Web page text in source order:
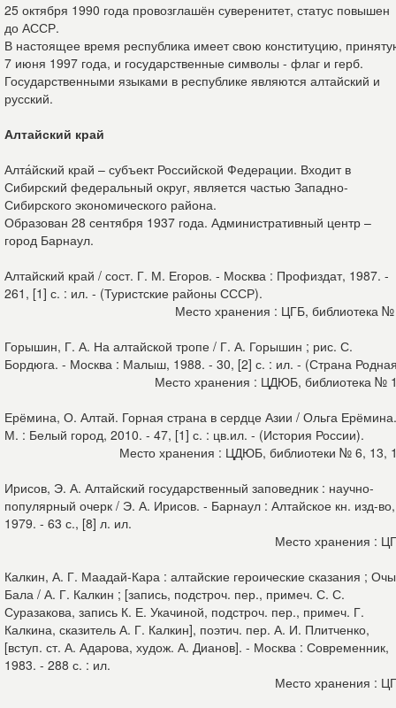
25 октября 1990 года провозглашён суверенитет, статус повышен
до АССР.
В настоящее время республика имеет свою конституцию,
7 июня 1997 года, и государственные символы - флаг и герб.
Государственными языками в республике являются алтайский и
русский.
Алтайский край
Алта́йский край – субъект Российской Федерации. Входит в
Сибирский федеральный округ, является частью Западно-
Сибирского экономического района.
Образован 28 сентября 1937 года. Административный центр –
город Барнаул.
Алтайский край / сост. Г. М. Егоров. - Москва : Профиздат, 1987. -
261, [1] с. : ил. - (Туристские районы СССР).
Место хранения : ЦГБ, библиотека
Горышин, Г. А. На алтайской тропе / Г. А. Горышин ; рис. С.
Бордюга. - Москва : Малыш, 1988. - 30, [2] с. : ил. - (Страна
Место хранения : ЦДЮБ, библиотека №
Ерёмина, О. Алтай. Горная страна в сердце Азии / Ольга
М. : Белый город, 2010. - 47, [1] с. : цв.ил. - (История России).
Место хранения : ЦДЮБ, библиотеки № 6, 13,
Ирисов, Э. А. Алтайский государственный заповедник : научно-
популярный очерк / Э. А. Ирисов. - Барнаул : Алтайское кн. изд-во,
1979. - 63 с., [8] л. ил.
Место хранения :
Калкин, А. Г. Маадай-Кара : алтайские героические сказания ;
Бала / А. Г. Калкин ; [запись, подстроч. пер., примеч. С. С.
Суразакова, запись К. Е. Укачиной, подстроч. пер., примеч. Г.
Калкина, сказитель А. Г. Калкин], поэтич. пер. А. И. Плитченко,
[вступ. ст. А. Адарова, худож. А. Дианов]. - Москва : Современник,
1983. - 288 с. : ил.
Место хранения :